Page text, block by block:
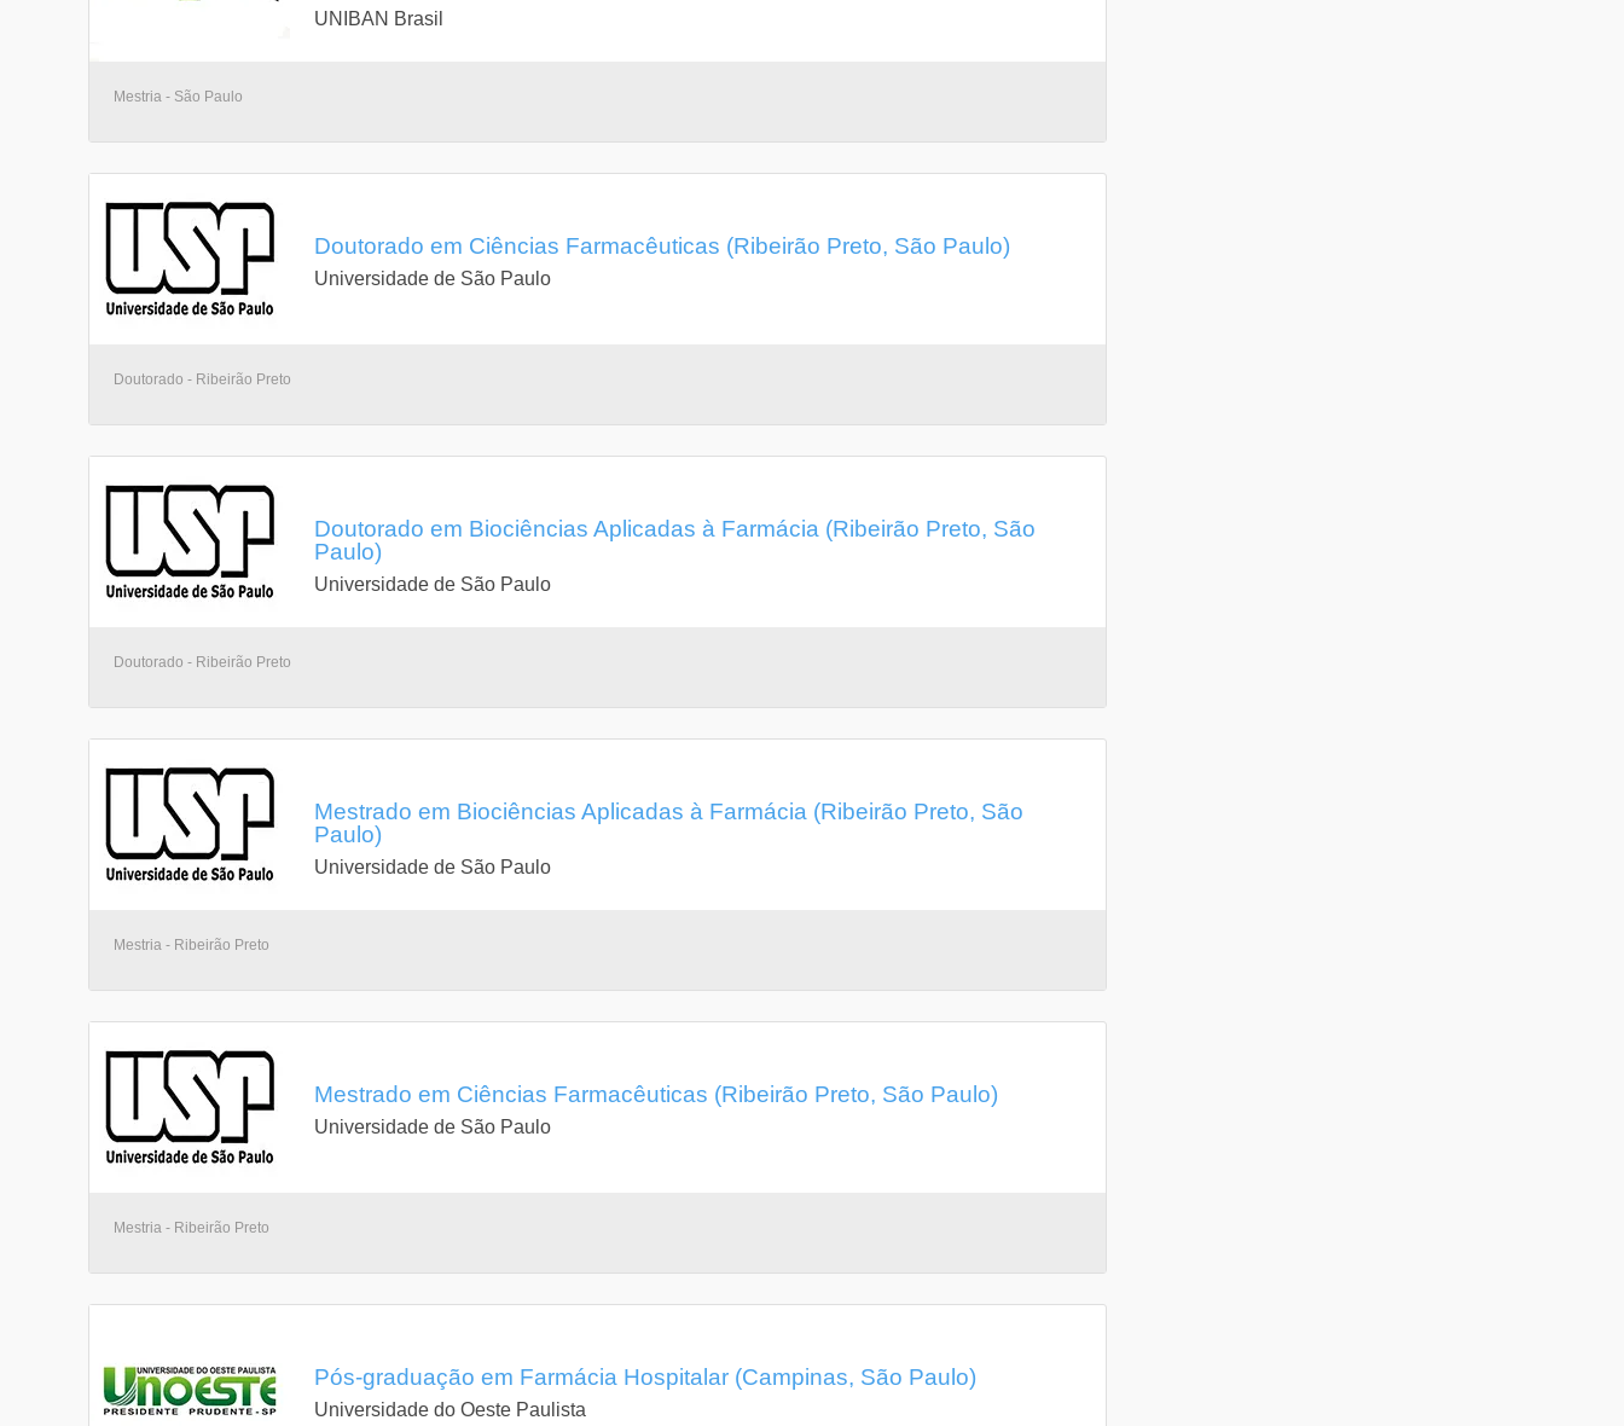
UNIBAN Brasil
Mestria - São Paulo
Doutorado em Ciências Farmacêuticas (Ribeirão Preto, São Paulo)
Universidade de São Paulo
Doutorado - Ribeirão Preto
Doutorado em Biociências Aplicadas à Farmácia (Ribeirão Preto, São
Paulo)
Universidade de São Paulo
Doutorado - Ribeirão Preto
Mestrado em Biociências Aplicadas à Farmácia (Ribeirão Preto, São
Paulo)
Universidade de São Paulo
Mestria - Ribeirão Preto
Mestrado em Ciências Farmacêuticas (Ribeirão Preto, São Paulo)
Universidade de São Paulo
Mestria - Ribeirão Preto
Pós-graduação em Farmácia Hospitalar (Campinas, São Paulo)
Universidade do Oeste Paulista